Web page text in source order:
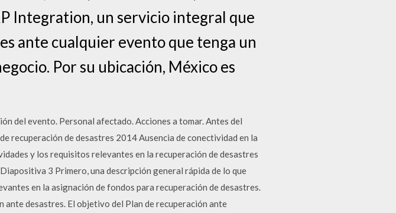
Integration, un servicio integral que
ante cualquier evento que tenga un
Por su ubicación, México es
del evento. Personal afectado. Acciones a tomar. Antes del
recuperación de desastres 2014 Ausencia de conectividad en la
y los requisitos relevantes en la recuperación de desastres
3 Primero, una descripción general rápida de lo que
en la asignación de fondos para recuperación de desastres.
desastres. El objetivo del Plan de recuperación ante